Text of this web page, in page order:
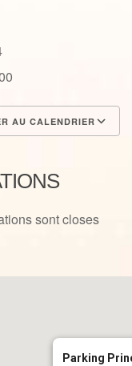
AU CALENDRIER
sont closes
Parking